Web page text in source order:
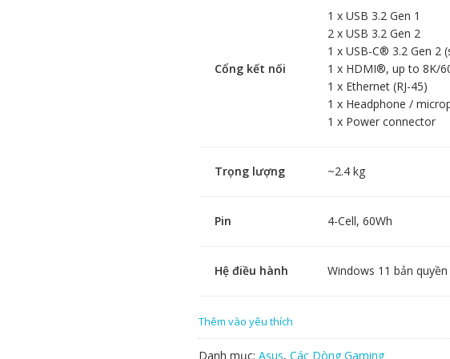
Cổng kết nối
1 x USB 3.2 Gen 1
2 x USB 3.2 Gen 2
1 x USB-C® 3.2 Gen 2
1 x HDMI®, up to 8K/
1 x Ethernet (RJ-45)
1 x Headphone /
1 x Power connector
Trọng lượng ~2.4 kg
Pin 4-Cell, 60Wh
Hệ điều hành Windows 11 bản quyền
Thêm vào yêu thích
Danh mục: Asus, Các Dòng Gaming